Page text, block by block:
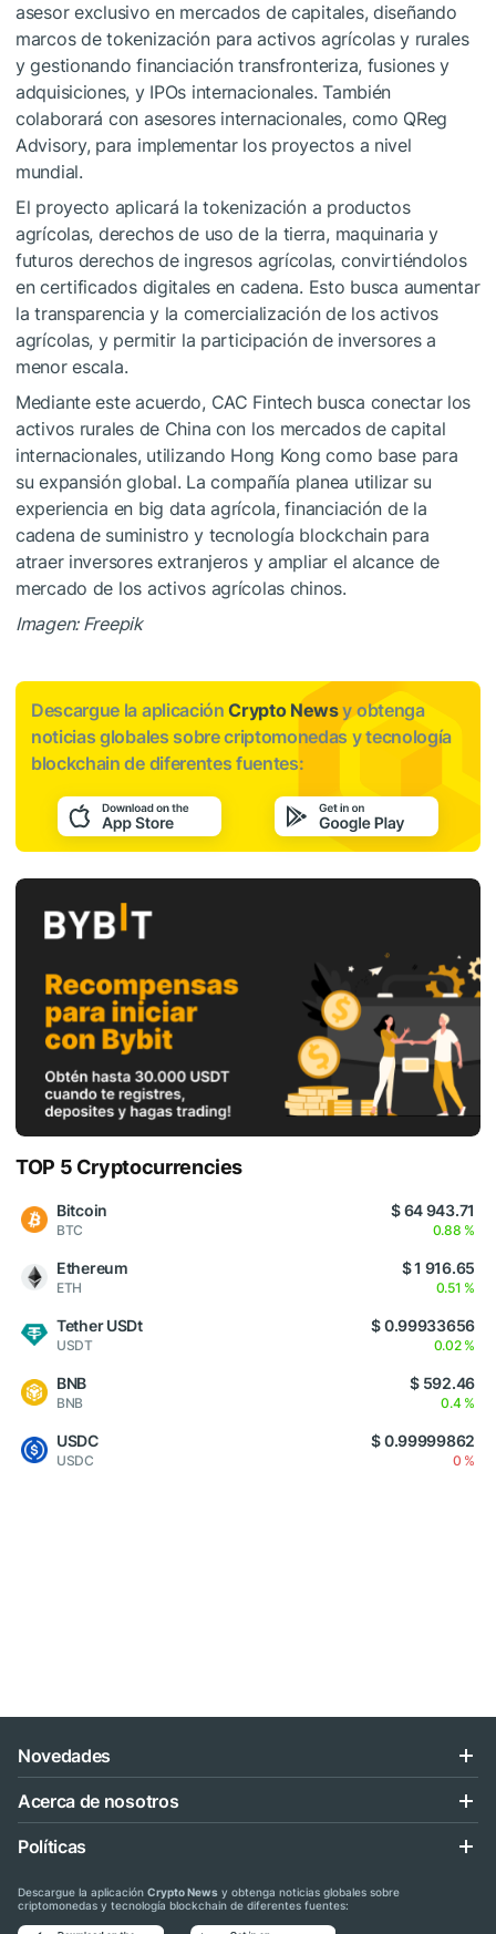
asesor exclusivo en mercados de capitales, diseñando
marcos de tokenización para activos agrícolas y rurales
y gestionando financiación transfronteriza, fusiones y
adquisiciones, y IPOs internacionales. También
colaborará con asesores internacionales, como QReg
Advisory, para implementar los proyectos a nivel
mundial.
El proyecto aplicará la tokenización a productos
agrícolas, derechos de uso de la tierra, maquinaria y
futuros derechos de ingresos agrícolas, convirtiéndolos
en certificados digitales en cadena. Esto busca aumentar
la transparencia y la comercialización de los activos
agrícolas, y permitir la participación de inversores a
menor escala.
Mediante este acuerdo, CAC Fintech busca conectar los
activos rurales de China con los mercados de capital
internacionales, utilizando Hong Kong como base para
su expansión global. La compañía planea utilizar su
experiencia en big data agrícola, financiación de la
cadena de suministro y tecnología blockchain para
atraer inversores extranjeros y ampliar el alcance de
mercado de los activos agrícolas chinos.
Imagen: Freepik
Descargue la aplicaciónCrypto Newsy obtenga
noticias globales sobre criptomonedas y tecnología
blockchain de diferentes fuentes:
TOP 5 Cryptocurrencies
Bitcoin
BTC
$ 64 943.71
0.88 %
Ethereum
ETH
$ 1 916.65
0.51 %
Tether USDt
USDT
$ 0.99933656
0.02 %
BNB
BNB
$ 592.46
0.4 %
USDC
USDC
$ 0.99999862
0 %
Novedades
Acerca de nosotros
Políticas
Descargue la aplicación Crypto News y obtenga noticias globales sobre
criptomonedas y tecnología blockchain de diferentes fuentes: